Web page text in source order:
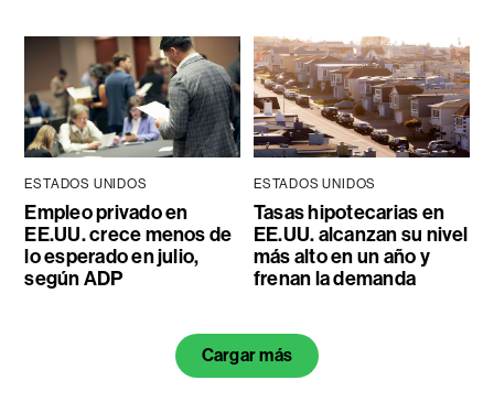
ESTADOS UNIDOS
Empleo privado en
EE.UU. crece menos de
lo esperado en julio,
según ADP
ESTADOS UNIDOS
Tasas hipotecarias en
EE.UU. alcanzan su nivel
más alto en un año y
frenan la demanda
Cargar más